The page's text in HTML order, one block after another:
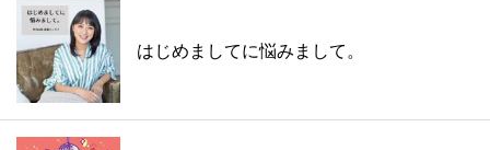
はじめましてに悩みまして。